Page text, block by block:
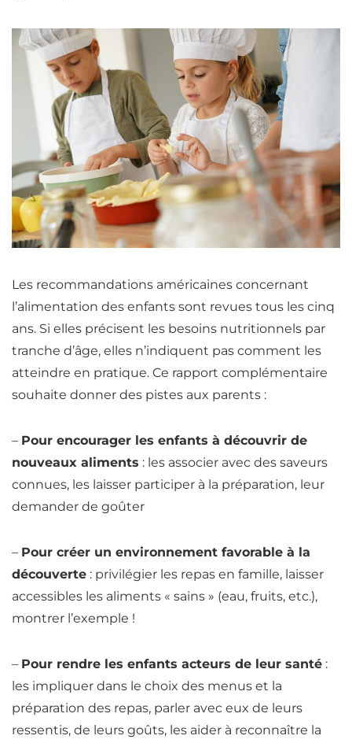
Les recommandations américaines concernant
l’alimentation des enfants sont revues tous les cinq
ans. Si elles précisent les besoins nutritionnels par
tranche d’âge, elles n’indiquent pas comment les
atteindre en pratique. Ce rapport complémentaire
souhaite donner des pistes aux parents :
– Pour encourager les enfants à découvrir de
nouveaux aliments : les associer avec des saveurs
connues, les laisser participer à la préparation, leur
demander de goûter
– Pour créer un environnement favorable à la
découverte : privilégier les repas en famille, laisser
accessibles les aliments « sains » (eau, fruits, etc.),
montrer l’exemple !
– Pour rendre les enfants acteurs de leur santé :
les impliquer dans le choix des menus et la
préparation des repas, parler avec eux de leurs
ressentis, de leurs goûts, les aider à reconnaître la